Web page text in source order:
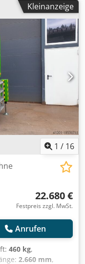
Kleinanzeige
1 / 16
22.680 €
Festpreis zzgl. MwSt.
Anrufen
460 kg,
2.660 mm,